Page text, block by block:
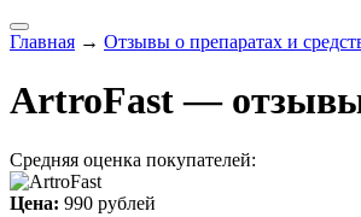
Главная → Отзывы о препаратах и
ArtroFast —
Средняя оценка покупателей:
Цена: 990 рублей